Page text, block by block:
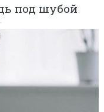
под шубой